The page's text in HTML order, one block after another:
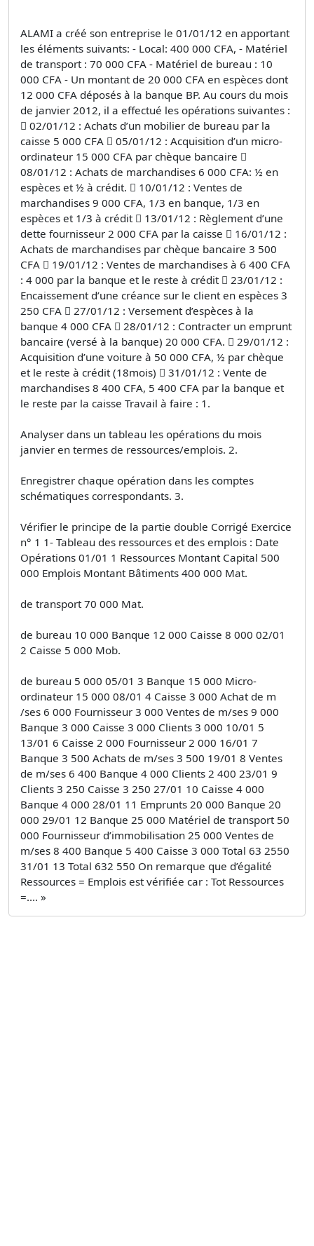
ALAMI a créé son entreprise le 01/01/12 en apportant
les éléments suivants: - Local: 400 000 CFA, - Matériel
de transport : 70 000 CFA - Matériel de bureau : 10
000 CFA - Un montant de 20 000 CFA en espèces dont
12 000 CFA déposés à la banque BP. Au cours du mois
de janvier 2012, il a effectué les opérations suivantes :
 02/01/12 : Achats d’un mobilier de bureau par la
caisse 5 000 CFA  05/01/12 : Acquisition d’un micro-
ordinateur 15 000 CFA par chèque bancaire 
08/01/12 : Achats de marchandises 6 000 CFA: ½ en
espèces et ½ à crédit.  10/01/12 : Ventes de
marchandises 9 000 CFA, 1/3 en banque, 1/3 en
espèces et 1/3 à crédit  13/01/12 : Règlement d’une
dette fournisseur 2 000 CFA par la caisse  16/01/12 :
Achats de marchandises par chèque bancaire 3 500
CFA  19/01/12 : Ventes de marchandises à 6 400 CFA
: 4 000 par la banque et le reste à crédit  23/01/12 :
Encaissement d’une créance sur le client en espèces 3
250 CFA  27/01/12 : Versement d’espèces à la
banque 4 000 CFA  28/01/12 : Contracter un emprunt
bancaire (versé à la banque) 20 000 CFA.  29/01/12 :
Acquisition d’une voiture à 50 000 CFA, ½ par chèque
et le reste à crédit (18mois)  31/01/12 : Vente de
marchandises 8 400 CFA, 5 400 CFA par la banque et
le reste par la caisse Travail à faire : 1.
Analyser dans un tableau les opérations du mois
janvier en termes de ressources/emplois. 2.
Enregistrer chaque opération dans les comptes
schématiques correspondants. 3.
Vérifier le principe de la partie double Corrigé Exercice
n° 1 1- Tableau des ressources et des emplois : Date
Opérations 01/01 1 Ressources Montant Capital 500
000 Emplois Montant Bâtiments 400 000 Mat.
de transport 70 000 Mat.
de bureau 10 000 Banque 12 000 Caisse 8 000 02/01
2 Caisse 5 000 Mob.
de bureau 5 000 05/01 3 Banque 15 000 Micro-
ordinateur 15 000 08/01 4 Caisse 3 000 Achat de m
/ses 6 000 Fournisseur 3 000 Ventes de m/ses 9 000
Banque 3 000 Caisse 3 000 Clients 3 000 10/01 5
13/01 6 Caisse 2 000 Fournisseur 2 000 16/01 7
Banque 3 500 Achats de m/ses 3 500 19/01 8 Ventes
de m/ses 6 400 Banque 4 000 Clients 2 400 23/01 9
Clients 3 250 Caisse 3 250 27/01 10 Caisse 4 000
Banque 4 000 28/01 11 Emprunts 20 000 Banque 20
000 29/01 12 Banque 25 000 Matériel de transport 50
000 Fournisseur d’immobilisation 25 000 Ventes de
m/ses 8 400 Banque 5 400 Caisse 3 000 Total 63 2550
31/01 13 Total 632 550 On remarque que d’égalité
Ressources = Emplois est vérifiée car : Tot Ressources
=.... »